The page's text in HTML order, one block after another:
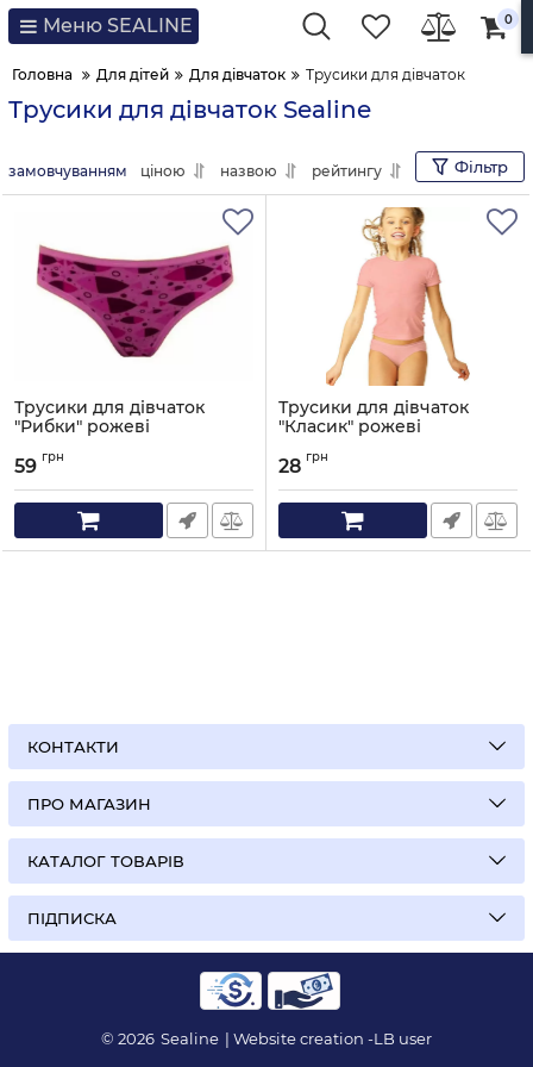
Меню SEALINE 0
Головна Для дітей Для дівчаток Трусики для дівчаток
Трусики для дівчаток Sealine
замовчуванням ціною назвою рейтингу Фільтр
Трусики для дівчаток
"Рибки" рожеві
59 грн
Трусики для дівчаток
"Класик" рожеві
28 грн
КОНТАКТИ
ПРО МАГАЗИН
КАТАЛОГ ТОВАРІВ
ПІДПИСКА
© 2026 Sealine | Website creation -LB user